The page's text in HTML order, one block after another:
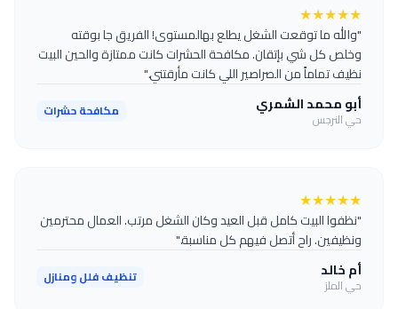
★
★
★
★
★
"والله ما توقعت الشغل يطلع بهالمستوى! الفريق جا بوقته
وخلص كل شي بإتقان. مكافحة الحشرات كانت ممتازة والحين البيت
نظيف تماماً من الصراصير اللي كانت مأرقتني."
أبو محمد الشمري
حي النرجس مكافحة حشرات
★
★
★
★
★
"نظفوا البيت كامل قبل العيد وكان الشغل مرتب. العمال محترمين
ونظيفين. راح أتصل فيهم كل مناسبة."
أم خالد
حي الملز تنظيف فلل ومنازل